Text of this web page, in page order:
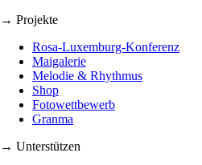
→ Projekte
Rosa-Luxemburg-Konferenz
Maigalerie
Melodie & Rhythmus
Shop
Fotowettbewerb
Granma
→ Unterstützen